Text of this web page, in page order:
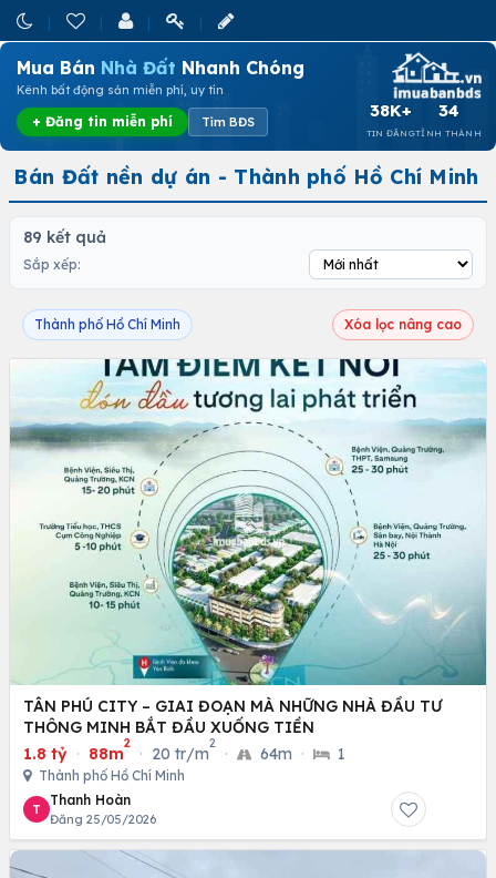
Mua Bán Nhà Đất Nhanh Chóng
Kênh bất động sản miễn phí, uy tín
+ Đăng tin miễn phí Tìm BĐS
38K+
TIN ĐĂNG
34
TỈNH THÀNH
Bán Đất nền dự án - Thành phố Hồ Chí Minh
89 kết quả
Sắp xếp:
Thành phố Hồ Chí Minh Xóa lọc nâng cao
TÂN PHÚ CITY – GIAI ĐOẠN MÀ NHỮNG NHÀ ĐẦU TƯ
THÔNG MINH BẮT ĐẦU XUỐNG TIỀN
1.8 tỷ · 88m
2
· 20 tr/m
2
· 64m · 1
Thành phố Hồ Chí Minh
T
Thanh Hoàn
Đăng 25/05/2026